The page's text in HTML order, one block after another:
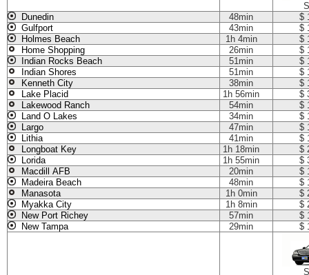
Dunedin
48min
$
Gulfport
43min
$
Holmes Beach
1h 4min
$
Home Shopping
26min
$
Indian Rocks Beach
51min
$
Indian Shores
51min
$
Kenneth City
38min
$
Lake Placid
1h 56min
$
Lakewood Ranch
54min
$
Land O Lakes
34min
$
Largo
47min
$
Lithia
41min
$
Longboat Key
1h 18min
$
Lorida
1h 55min
$
Macdill AFB
20min
$
Madeira Beach
48min
$
Manasota
1h 0min
$
Myakka City
1h 8min
$
New Port Richey
57min
$
New Tampa
29min $